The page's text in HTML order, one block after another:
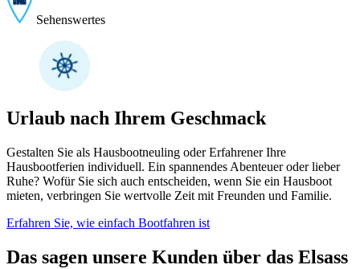
Sehenswertes
Urlaub nach Ihrem Geschmack
Gestalten Sie als Hausbootneuling oder Erfahrener Ihre
Hausbootferien individuell. Ein spannendes Abenteuer oder lieber
Ruhe? Wofür Sie sich auch entscheiden, wenn Sie ein Hausboot
mieten, verbringen Sie wertvolle Zeit mit Freunden und Familie.
Erfahren Sie, wie einfach Bootfahren ist
Das sagen unsere Kunden über das Elsass